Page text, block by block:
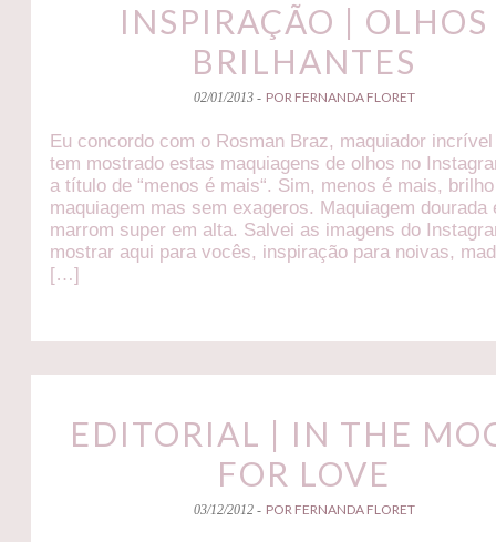
INSPIRAÇÃO | OLHOS
BRILHANTES
02/01/2013 - POR FERNANDA FLORET
Eu concordo com o Rosman Braz, maquiador
tem mostrado estas maquiagens de olhos no
a título de “menos é mais“. Sim, menos é mais,
maquiagem mas sem exageros. Maquiagem dourada
marrom super em alta. Salvei as imagens do
mostrar aqui para vocês, inspiração para noivas,
[…]
EDITORIAL | IN THE
FOR LOVE
03/12/2012 - POR FERNANDA FLORET